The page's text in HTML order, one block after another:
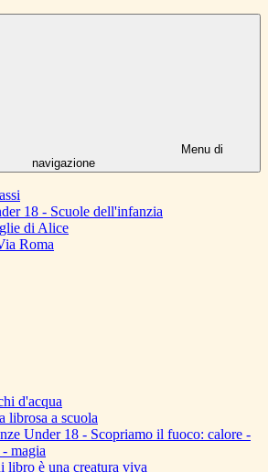
Menu di
navigazione
18 - Scuole dell'infanzia
di Alice
Roma
d'acqua
librosa a scuola
Under 18 - Scopriamo il fuoco: calore -
magia
libro è una creatura viva